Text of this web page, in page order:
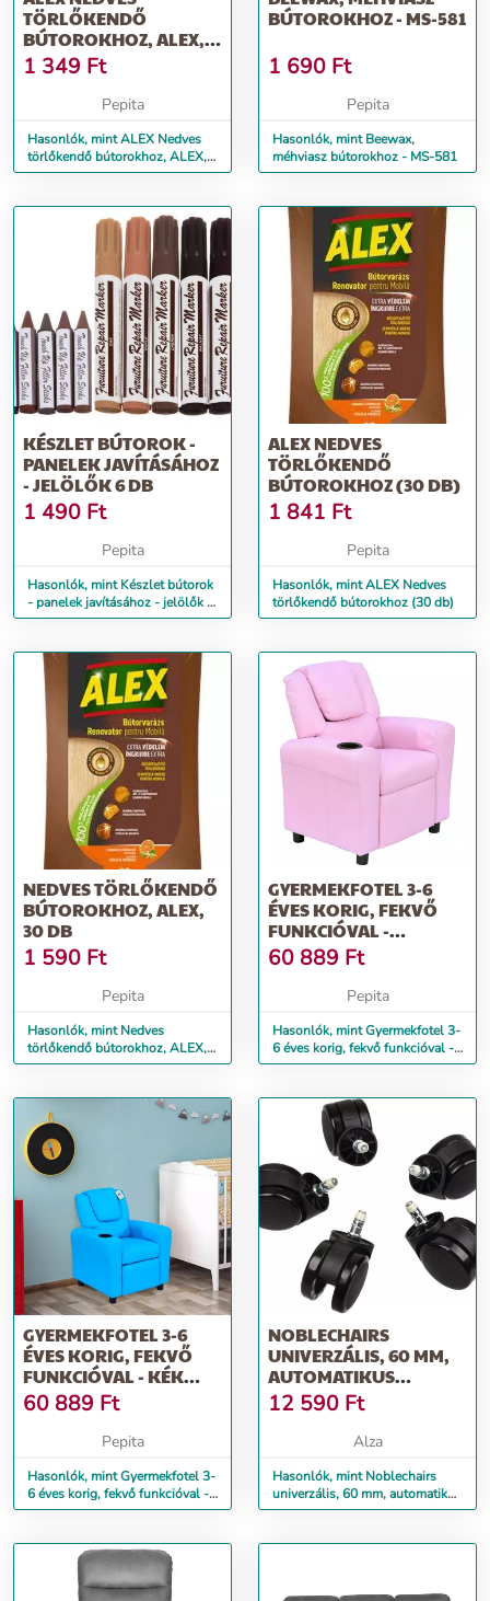
TÖRLŐKENDŐ
BÚTOROKHOZ, ALEX,
30 DB
1 349 Ft
Pepita
Hasonlók, mint ALEX Nedves
törlőkendő bútorokhoz, ALEX,
30 db
BÚTOROKHOZ - MS-581
1 690 Ft
Pepita
Hasonlók, mint Beewax,
méhviasz bútorokhoz - MS-581
KÉSZLET BÚTOROK -
PANELEK JAVÍTÁSÁHOZ
- JELÖLŐK 6 DB
1 490 Ft
Pepita
Hasonlók, mint Készlet bútorok
- panelek javításához - jelölők 6
db
ALEX NEDVES
TÖRLŐKENDŐ
BÚTOROKHOZ (30 DB)
1 841 Ft
Pepita
Hasonlók, mint ALEX Nedves
törlőkendő bútorokhoz (30 db)
NEDVES TÖRLŐKENDŐ
BÚTOROKHOZ, ALEX,
30 DB
1 590 Ft
Pepita
Hasonlók, mint Nedves
törlőkendő bútorokhoz, ALEX,
30 db
GYERMEKFOTEL 3-6
ÉVES KORIG, FEKVŐ
FUNKCIÓVAL -
RÓZSASZÍN SZÍNBEN
60 889 Ft
Pepita
Hasonlók, mint Gyermekfotel 3-
6 éves korig, fekvő funkcióval -
rózsaszín színben
GYERMEKFOTEL 3-6
ÉVES KORIG, FEKVŐ
FUNKCIÓVAL - KÉK
SZÍNBEN
60 889 Ft
Pepita
Hasonlók, mint Gyermekfotel 3-
6 éves korig, fekvő funkcióval -
kék színben
NOBLECHAIRS
UNIVERZÁLIS, 60 MM,
AUTOMATIKUS
RÖGZÍTŐ FUNKCIÓVAL
- 5 DARABOS CSOMAG
12 590 Ft
Alza
Hasonlók, mint Noblechairs
univerzális, 60 mm, automatikus
rögzítő funkcióval - 5 darabos